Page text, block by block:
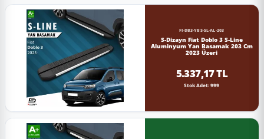
FI-DB3-YBS-SL-AL-203
S-Dizayn Fiat Doblo 3 S-Line
Aluminyum Yan Basamak 203 Cm
2023 Üzeri
5.337,17 TL
Stok Adet: 999